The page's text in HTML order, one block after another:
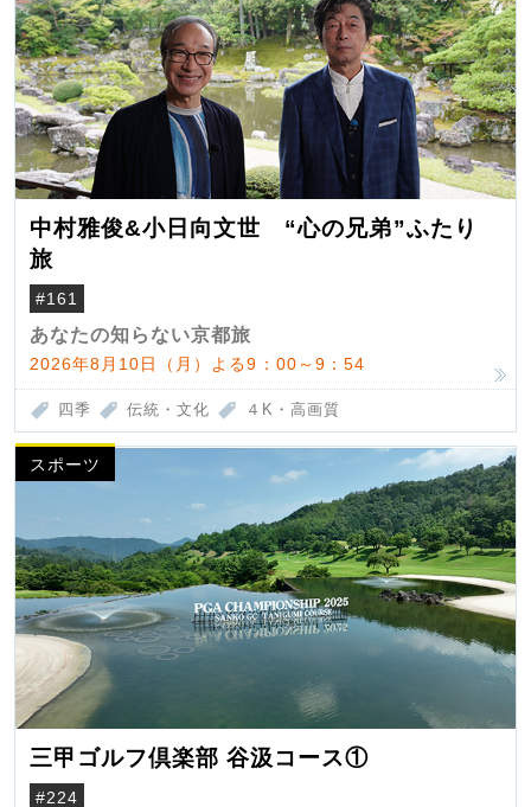
中村雅俊&小日向文世 “心の兄弟”ふたり
旅
#161
あなたの知らない京都旅
2026年8月10日（月）よる9：00～9：54
四季 伝統・文化 ４K・高画質
スポーツ
三甲ゴルフ倶楽部 谷汲コース①
#224